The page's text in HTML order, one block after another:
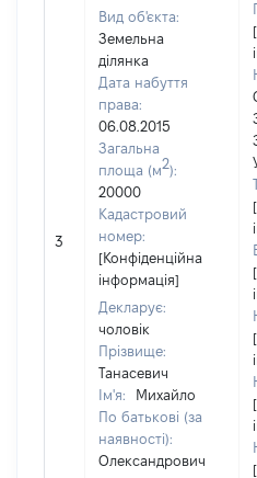
3
Вид об'єкта:
Земельна
ділянка
Дата набуття
права:
06.08.2015
Загальна
площа (м2):
20000
Кадастровий
номер:
[Конфіденційна
інформація]
Декларує:
чоловік
Прізвище:
Танасевич
Ім'я:
Михайло
По батькові (за
наявності):
Олександрович